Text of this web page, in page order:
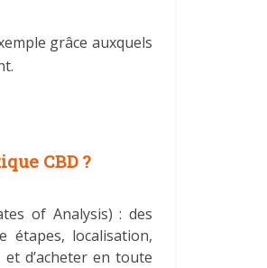
grâce auxquels
CBD ?
of Analysis) : des
étapes, localisation,
d’acheter en toute